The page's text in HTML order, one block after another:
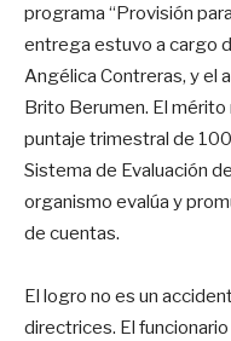
programa “Provisión
entrega estuvo a cargo
Angélica Contreras, y el
Brito Berumen. El mérito
puntaje trimestral de
Sistema de Evaluación
organismo evalúa y
de cuentas.
El logro no es un
directrices. El